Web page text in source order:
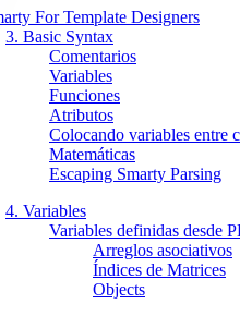
For Template Designers
3. Basic Syntax
Comentarios
Variables
Funciones
Atributos
Colocando variables entre
Matemáticas
Escaping Smarty Parsing
4. Variables
Variables definidas desde
Arreglos asociativos
Índices de Matrices
Objects